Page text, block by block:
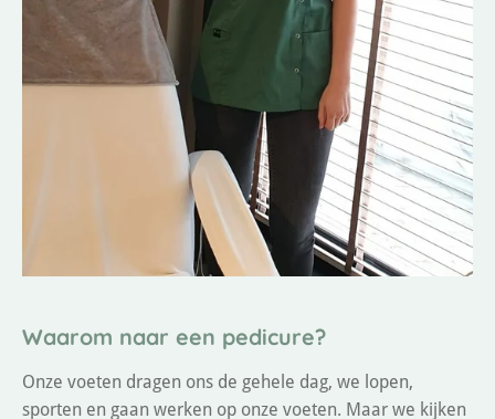
Waarom naar een pedicure?
Onze voeten dragen ons de gehele dag, we lopen,
sporten en gaan werken op onze voeten. Maar we kijken